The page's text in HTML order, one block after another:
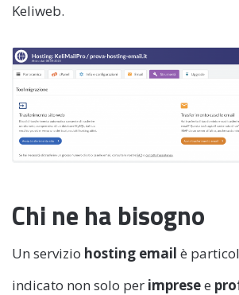
Keliweb.
Chi ne ha bisogno
Un servizio hosting email è
indicato non solo per impresee